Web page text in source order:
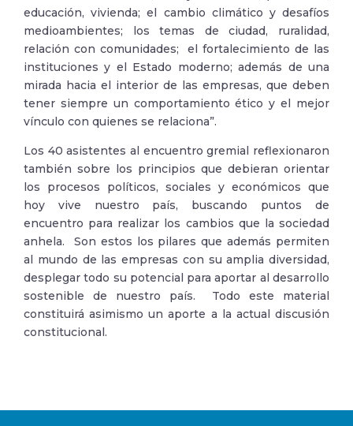
educación, vivienda; el cambio climático y desafíos
medioambientes; los temas de ciudad, ruralidad,
relación con comunidades; el fortalecimiento de las
instituciones y el Estado moderno; además de una
mirada hacia el interior de las empresas, que deben
tener siempre un comportamiento ético y el mejor
vínculo con quienes se relaciona”.
Los 40 asistentes al encuentro gremial reflexionaron
también sobre los principios que debieran orientar
los procesos políticos, sociales y económicos que
hoy vive nuestro país, buscando puntos de
encuentro para realizar los cambios que la sociedad
anhela. Son estos los pilares que además permiten
al mundo de las empresas con su amplia diversidad,
desplegar todo su potencial para aportar al desarrollo
sostenible de nuestro país. Todo este material
constituirá asimismo un aporte a la actual discusión
constitucional.